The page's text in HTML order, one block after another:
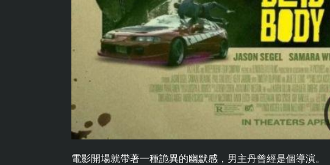
電影開場就帶著一種詭異的幽默感，男主丹曾經是個導演。